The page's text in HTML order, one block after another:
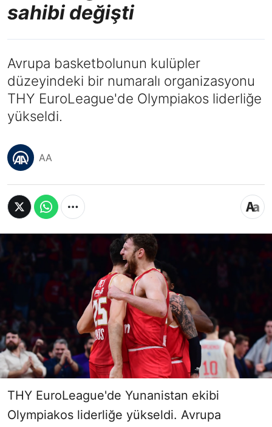
sahibi değişti
Avrupa basketbolunun kulüpler
düzeyindeki bir numaralı organizasyonu
THY EuroLeague'de Olympiakos liderliğe
yükseldi.
AA
THY EuroLeague'de Yunanistan ekibi
Olympiakos liderliğe yükseldi. Avrupa